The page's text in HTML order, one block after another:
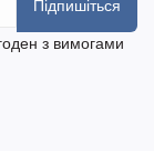
Підпишіться
з вимогами